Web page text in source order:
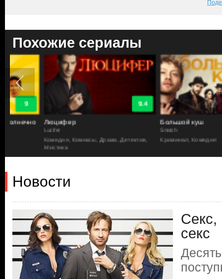
Похожие сериалы
Люцифер
Комедия, Комиксы, Драма, Детектив,
Большой куш
Криминал, Комедия
Новости
Секс,
секс